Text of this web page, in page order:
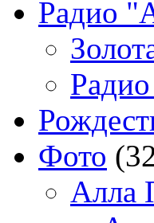
Радио
Фото
Алла